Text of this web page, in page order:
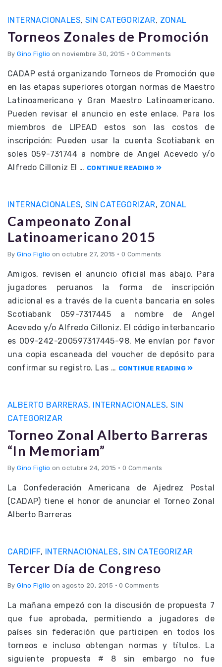
INTERNACIONALES, SIN CATEGORIZAR, ZONAL
Torneos Zonales de Promoción
ByGino Figlio on noviembre 30, 2015 • 0 Comments
CADAP está organizando Torneos de Promoción que
en las etapas superiores otorgan normas de Maestro
Latinoamericano y Gran Maestro Latinoamericano.
Pueden revisar el anuncio en este enlace. Para los
miembros de LIPEAD estos son las costos de
inscripción: Pueden usar la cuenta Scotiabank en
soles 059-731744 a nombre de Angel Acevedo y/o
Alfredo Cilloniz El … CONTINUE READING
INTERNACIONALES, SIN CATEGORIZAR, ZONAL
Campeonato Zonal
Latinoamericano 2015
ByGino Figlio on octubre 27, 2015 • 0 Comments
Amigos, revisen el anuncio oficial mas abajo. Para
jugadores peruanos la forma de inscripción
adicional es a través de la cuenta bancaria en soles
Scotiabank 059-7317445 a nombre de Angel
Acevedo y/o Alfredo Cilloniz. El código interbancario
es 009-242-200597317445-98. Me envían por favor
una copia escaneada del voucher de depósito para
confirmar su registro. Las … CONTINUE READING
ALBERTO BARRERAS, INTERNACIONALES,SIN
CATEGORIZAR
Torneo Zonal Alberto Barreras
“In Memoriam”
ByGino Figlio on octubre 24, 2015 • 0 Comments
La Confederación Americana de Ajedrez Postal
(CADAP) tiene el honor de anunciar el Torneo Zonal
Alberto Barreras
CARDIFF, INTERNACIONALES,SIN CATEGORIZAR
Tercer Día de Congreso
ByGino Figlio on agosto 20, 2015 • 0 Comments
La mañana empezó con la discusión de propuesta 7
que fue aprobada, permitiendo a jugadores de
países sin federación que participen en todos los
torneos e incluso obtengan normas y títulos. La
siguiente propuesta # 8 sin embargo no fue